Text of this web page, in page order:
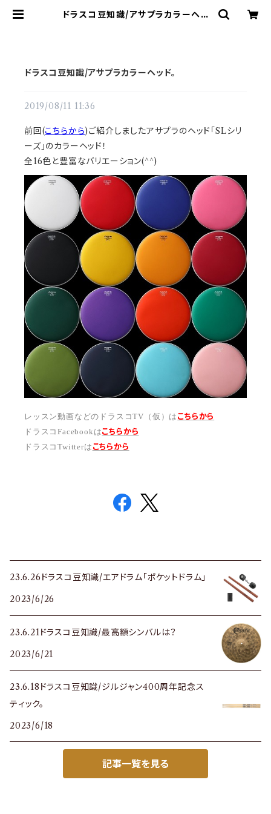
ドラスコ豆知識/アサプラカラーヘッ
ドラスコ豆知識/アサプラカラーヘッド。
2019/08/11 11:36
前回(こちらから)ご紹介しましたアサプラのヘッド「SLシリ
ーズ」のカラーヘッド！
全16色と豊富なバリエーション(^^)
レッスン動画などのドラスコTV（仮）は こちらから
ドラスコFacebookはこちらから
ドラスコTwitterは こちらから
23.6.26ドラスコ豆知識/エアドラム「ポケットドラム」
2023/6/26
23.6.21ドラスコ豆知識/最高額シンバルは？
2023/6/21
23.6.18ドラスコ豆知識/ジルジャン400周年記念ス
ティック。
2023/6/18
記事一覧を見る